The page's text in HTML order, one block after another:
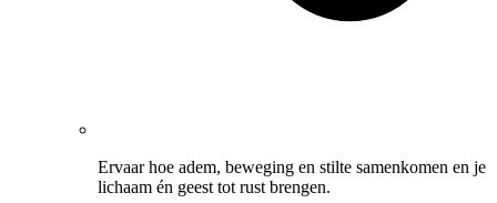
Ervaar hoe adem, beweging en stilte samenkomen en je
lichaam én geest tot rust brengen.